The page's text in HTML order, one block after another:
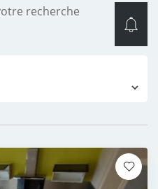
recherche